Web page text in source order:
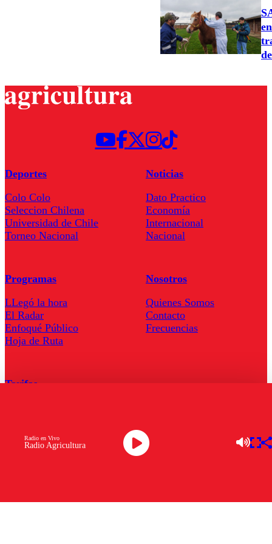
Radio Agricultura
Radio en Vivo
Deportes
Colo Colo
Seleccion Chilena
Universidad de Chile
Torneo Nacional
Noticias
Dato Practico
Economía
Internacional
Nacional
Programas
LLegó la hora
El Radar
Enfoqué Público
Hoja de Ruta
Nosotros
Quienes Somos
Contacto
Frecuencias
Tarifas
Descarga la APP